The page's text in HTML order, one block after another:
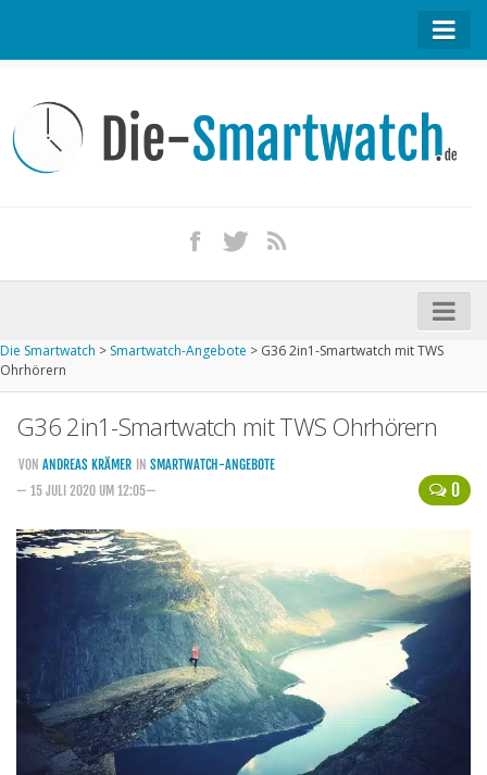
Kontakt / Tipp geben
Impressum
iPhone kaufen
Startseite
Kommende Smartwatches
Marken und Modelle
Handytarife
BASE
Smartphonetarife
Datentarife
o2
Smartphonetarife
Prepaid-Tarife
Die Smartwatch > Smartwatch-Angebote > G36 2in1-Smartwatch mit TWS
Ohrhörern
G36 2in1-Smartwatch mit TWS Ohrhörern
0
VON ANDREAS KRÄMER IN SMARTWATCH-ANGEBOTE
— 15 JULI 2020 UM 12:05—